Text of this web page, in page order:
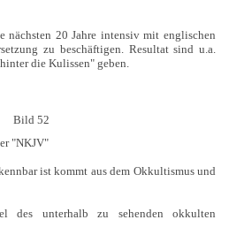
nächsten 20 Jahre intensiv mit englischen
zu beschäftigen. Resultat sind u.a.
die Kulissen" geben.
Bild 52
"NKJV"
ist kommt aus dem Okkultismus und
des unterhalb zu sehenden okkulten